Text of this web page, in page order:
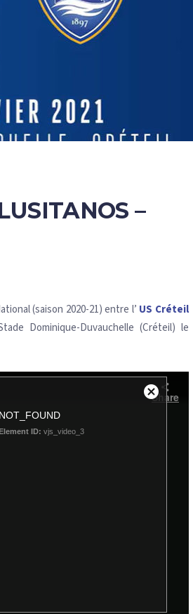
–
(saison 2020-21) entre l’ US Créteil
Dominique-Duvauchelle (Créteil) le